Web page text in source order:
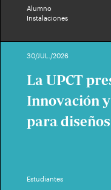
Alumno
Instalaciones
30/JUL./2026
La UPCT
Innovación
para
Estudiantes